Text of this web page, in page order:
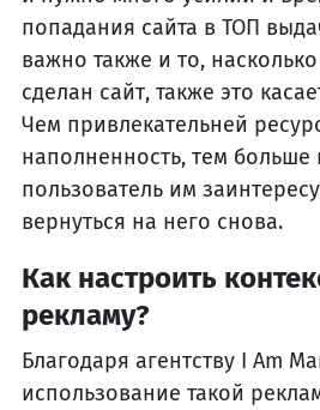
попадания сайта в ТОП
важно также и то,
сделан сайт, также это
Чем привлекательней
наполненность, тем больше
пользователь им
вернуться на него снова.
Как настроить
рекламу?
Благодаря агентству I Am
использование такой